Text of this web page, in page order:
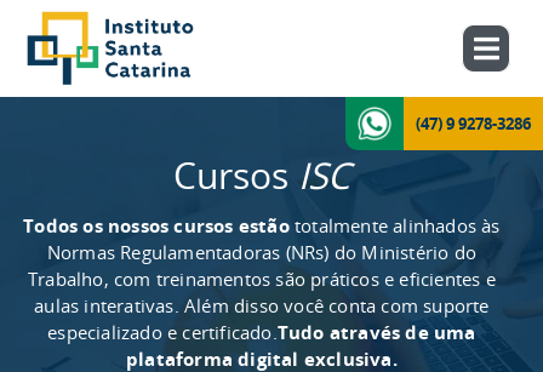
(47) 9 9278-3286
Cursos ISC
Todos os nossos cursos estãototalmente alinhados às
Normas Regulamentadoras (NRs) do Ministério do
Trabalho, com treinamentos são práticos e eficientes e
aulas interativas. Além disso você conta com suporte
especializado e certificado.Tudo através de uma
plataforma digital exclusiva.